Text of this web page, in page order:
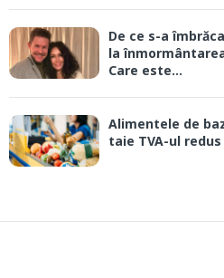
De ce s-a
la
Care este...
Alimentele de
taie TVA-ul